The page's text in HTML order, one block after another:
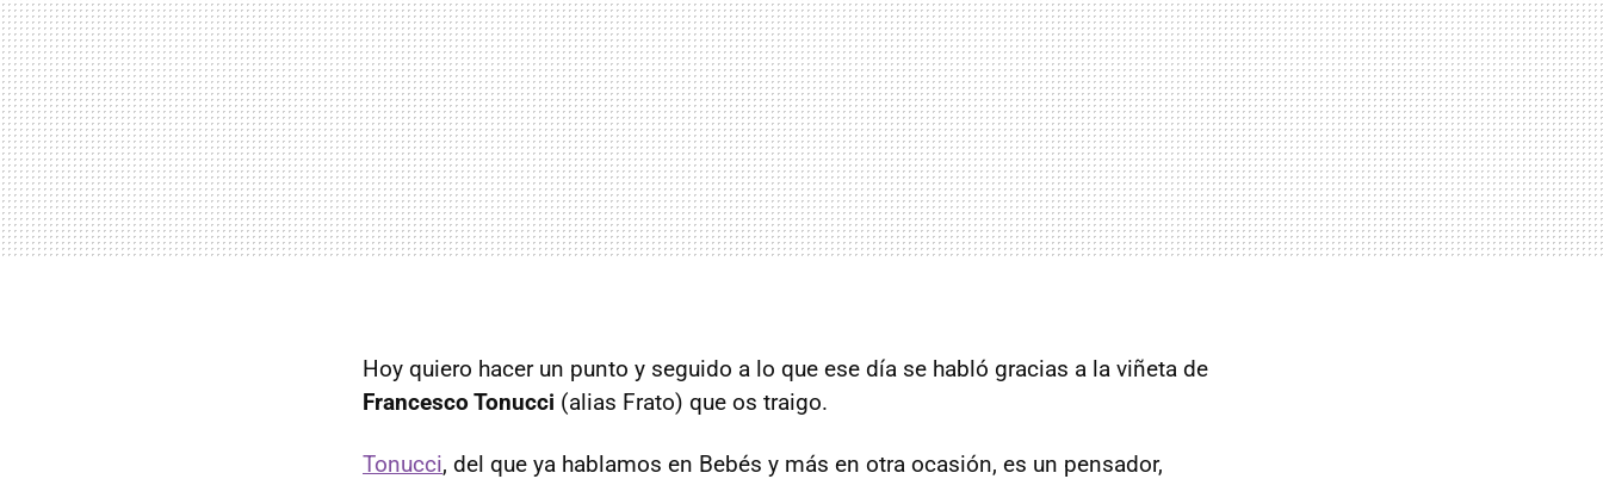
Hoy quiero hacer un punto y seguido a lo que ese día se habló gracias a la viñeta de
Francesco Tonucci (alias Frato) que os traigo.
Tonucci, del que ya hablamos en Bebés y más en otra ocasión, es un pensador,